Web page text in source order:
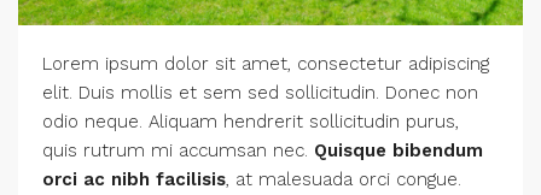
Lorem ipsum dolor sit amet, consectetur adipiscing
elit. Duis mollis et sem sed sollicitudin. Donec non
odio neque. Aliquam hendrerit sollicitudin purus,
quis rutrum mi accumsan nec. Quisque bibendum
orci ac nibh facilisis , at malesuada orci congue.